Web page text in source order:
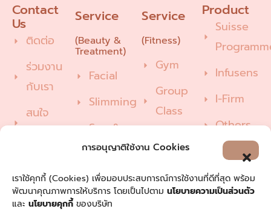
การอนุญาติใช้งาน Cookies
เราใช้คุกกี้ (Cookies) เพื่อมอบประสบการณ์การใช้งานที่ดีที่สุด พร้อม
พัฒนาคุณภาพการให้บริการ โดยเป็นไปตาม นโยบายความเป็นส่วนตัว
และ นโยบายคุกกี้ ของบริษัท
Contact
Us
ติดต่อ
ร่วมงาน
กับเรา
สนใจ
ติชม
Service
(Beauty &
Treatment)
Facial
Slimming
Spa &
Wellness
Hair &
Nail
Service
(Fitness)
Gym
Group
Class
Product
Suisse
Infusens
I-Firm
Others